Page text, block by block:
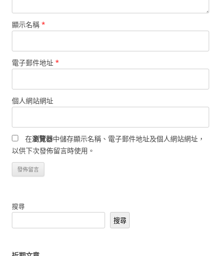
顯示名稱 *
電子郵件地址 *
個人網站網址
在瀏覽器中儲存顯示名稱、電子郵件地址及個人網站網址，
以供下次發佈留言時使用。
搜尋
搜尋